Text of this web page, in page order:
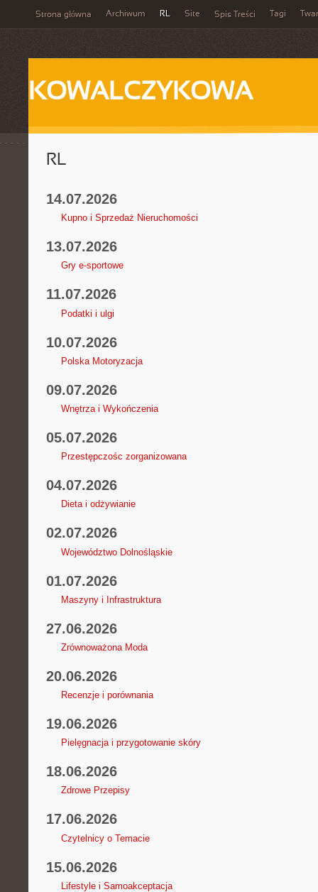
Strona główna Archiwum RL Site Spis Treści Tagi
KOWALCZYKOWA
RL
14.07.2026
Kupno i Sprzedaż Nieruchomości
13.07.2026
Gry e-sportowe
11.07.2026
Podatki i ulgi
10.07.2026
Polska Motoryzacja
09.07.2026
Wnętrza i Wykończenia
05.07.2026
Przestępczośc zorganizowana
04.07.2026
Dieta i odżywianie
02.07.2026
Województwo Dolnośląskie
01.07.2026
Maszyny i Infrastruktura
27.06.2026
Zrównoważona Moda
20.06.2026
Recenzje i porównania
19.06.2026
Pielęgnacja i przygotowanie skóry
18.06.2026
Zdrowe Przepisy
17.06.2026
Czytelnicy o Temacie
15.06.2026
Lifestyle i Samoakceptacja